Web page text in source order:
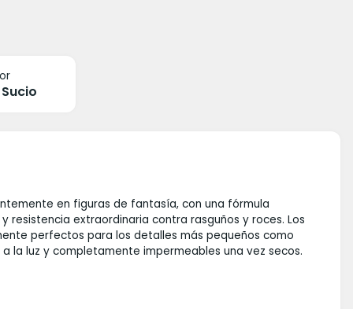
en figuras de fantasía, con una fórmula
extraordinaria contra rasguños y roces. Los
perfectos para los detalles más pequeños como
la luz y completamente impermeables una vez secos.